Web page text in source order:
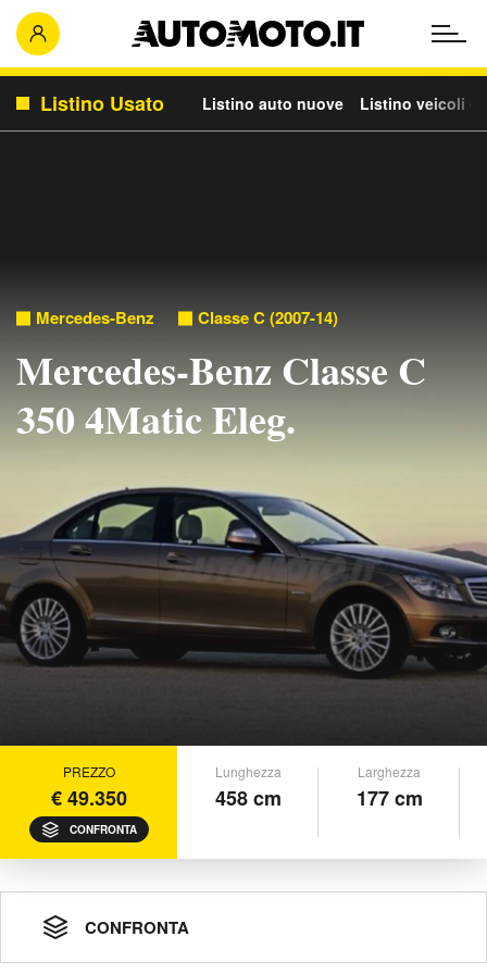
Listino Usato Listino auto nuove Listino veicoli
Mercedes-Benz Classe C (2007-14)
Mercedes-Benz Classe C
350 4Matic Eleg.
PREZZO
€ 49.350
CONFRONTA
Lunghezza
458 cm
Larghezza
177 cm
CONFRONTA